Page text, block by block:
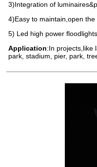
3)Integration of
4)Easy to maintain,open
5) Led high power
Application:In projects,like
park, stadium, pier, park,